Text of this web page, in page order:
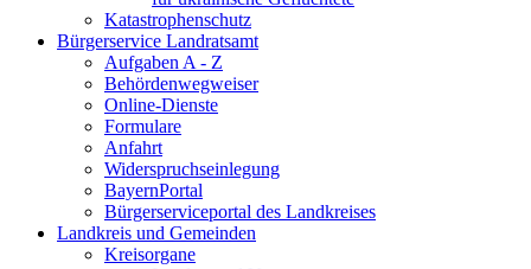
Katastrophenschutz
Bürgerservice Landratsamt
Aufgaben A - Z
Behördenwegweiser
Online-Dienste
Formulare
Anfahrt
Widerspruchseinlegung
BayernPortal
Bürgerserviceportal des Landkreises
Landkreis und Gemeinden
Kreisorgane